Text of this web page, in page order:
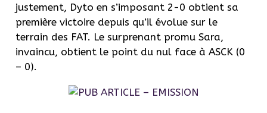
justement, Dyto en s’imposant 2-0 obtient sa
première victoire depuis qu’il évolue sur le
terrain des FAT. Le surprenant promu Sara,
invaincu, obtient le point du nul face à ASCK (0
– 0).